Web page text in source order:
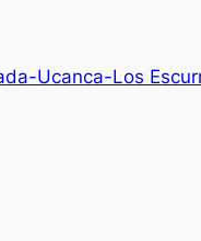
Ucanca-Los